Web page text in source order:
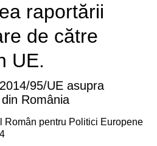
raportării
de către
UE.
95/UE asupra
România
Român pentru Politici Europene